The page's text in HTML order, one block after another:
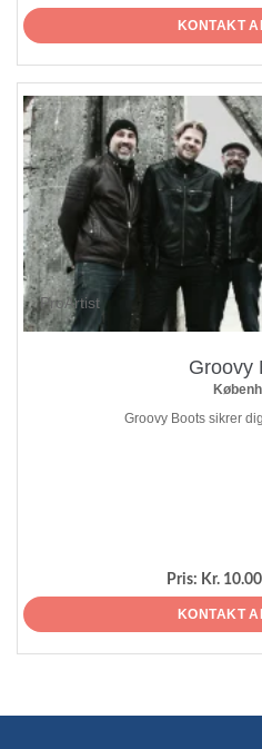
KONTAKT
ProArtist
Groovy
Groovy Boots sikrer
Pris: Kr.
KONTAKT